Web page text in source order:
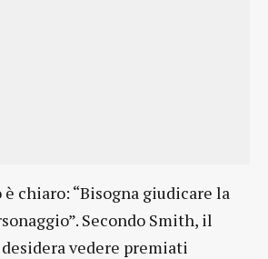
chiaro: “Bisogna giudicare la
Secondo Smith, il
desidera vedere premiati